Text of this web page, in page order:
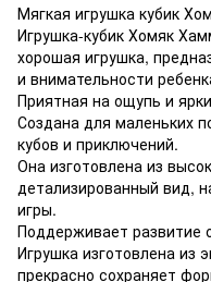
Мягкая игрушка кубик
Игрушка-кубик Хомяк
хорошая игрушка,
и внимательности
Приятная на ощупь и
Создана для маленьких
кубов и приключений.
Она изготовлена из
детализированный вид,
игры.
Поддерживает развитие
Игрушка изготовлена из
прекрасно сохраняет